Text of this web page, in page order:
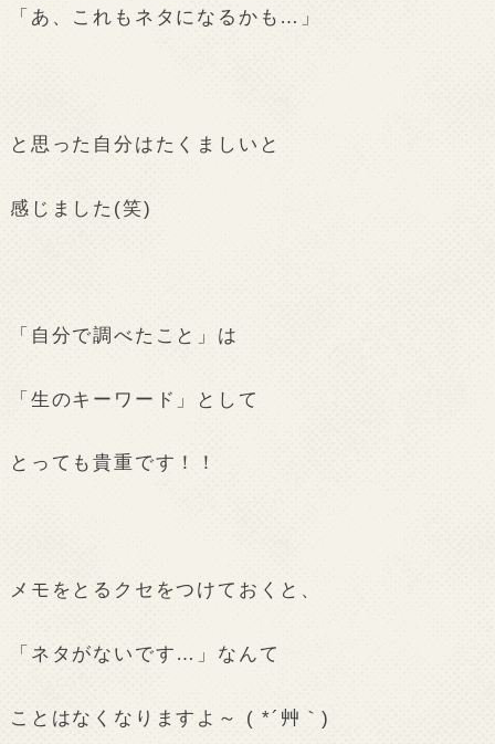
「あ、これもネタになるかも…」
と思った自分はたくましいと
感じました(笑)
「自分で調べたこと」は
「生のキーワード」として
とっても貴重です！！
メモをとるクセをつけておくと、
「ネタがないです…」なんて
ことはなくなりますよ～ ( *´艸｀)